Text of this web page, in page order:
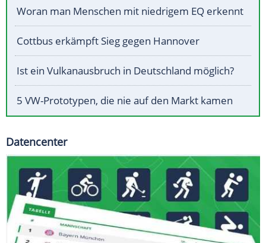
Woran man Menschen mit niedrigem EQ erkennt
Cottbus erkämpft Sieg gegen Hannover
Ist ein Vulkanausbruch in Deutschland möglich?
5 VW-Prototypen, die nie auf den Markt kamen
Datencenter